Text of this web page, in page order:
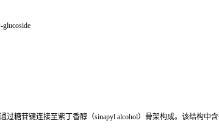
糖苷键连接至紫丁香醇（sinapyl alcohol）骨架构成。该结构中